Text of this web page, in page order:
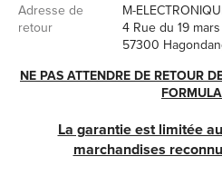
Adresse de
retour
M-
4 Rue du 19
57300
NE PAS ATTENDRE DE RETOUR
La garantie est limitée
marchandises